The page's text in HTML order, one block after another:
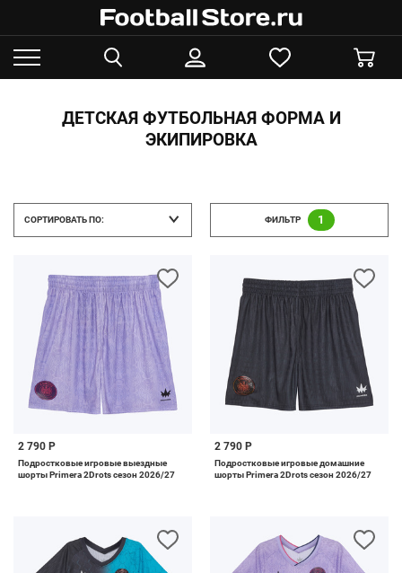
ДЕТСКАЯ ФУТБОЛЬНАЯ ФОРМА И
ЭКИПИРОВКА
СОРТИРОВАТЬ ПО: ФИЛЬТР 1
2 790 Р
Подростковые игровые выездные
шорты Primera 2Drots сезон 2026/27
2 790 Р
Подростковые игровые домашние
шорты Primera 2Drots сезон 2026/27